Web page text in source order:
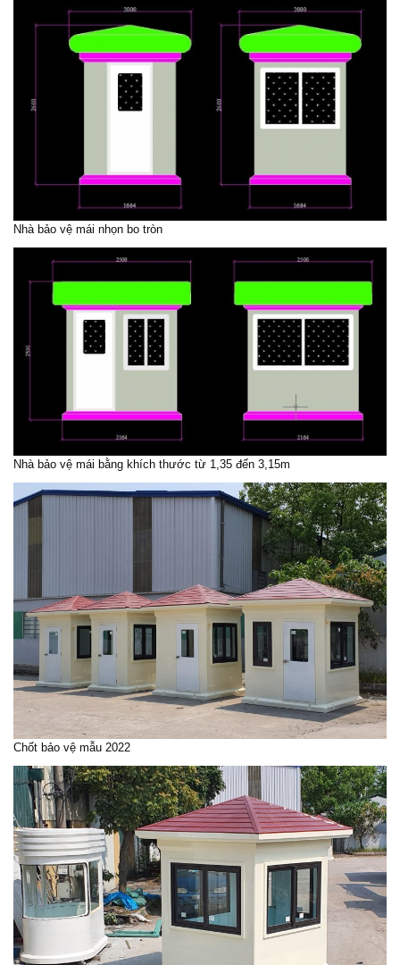
Nhà bảo vệ mái nhọn bo tròn
Nhà bảo vệ mái bằng khích thước từ 1,35 đến 3,15m
Chốt bảo vệ mẫu 2022